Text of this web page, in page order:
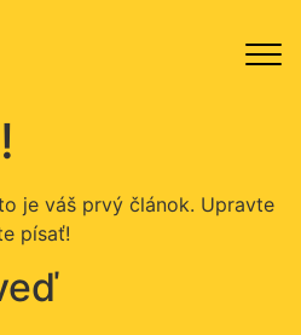
je váš prvý článok. Upravte
písať!